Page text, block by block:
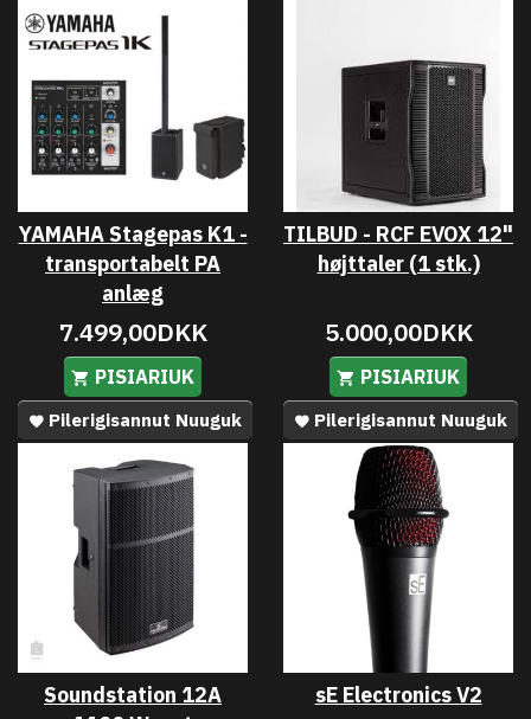
YAMAHA Stagepas K1 -
transportabelt PA
anlæg
7.499,00DKK
PISIARIUK
Pilerigisannut Nuuguk
TILBUD - RCF EVOX 12"
højttaler (1 stk.)
5.000,00DKK
PISIARIUK
Pilerigisannut Nuuguk
Soundstation 12A
sE Electronics V2